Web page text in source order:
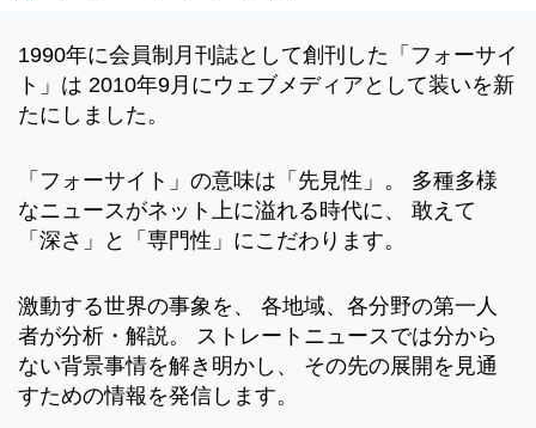
1990年に会員制月刊誌として創刊した「フォーサイ
ト」は 2010年9月にウェブメディアとして装いを新
たにしました。
「フォーサイト」の意味は「先見性」。 多種多様
なニュースがネット上に溢れる時代に、 敢えて
「深さ」と「専門性」にこだわります。
激動する世界の事象を、 各地域、各分野の第一人
者が分析・解説。 ストレートニュースでは分から
ない背景事情を解き明かし、 その先の展開を見通
すための情報を発信します。